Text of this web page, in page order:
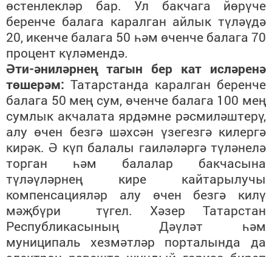
өстенлекләр бар. Ул бакчага йөрүче
беренче балага каралган айлык түләүдә
20, икенче балага 50 һәм өченче балага 70
процент күләмендә.
Әти-әниләрнең тагын бер кат исләренә
төшерәм: Татарстанда каралган беренче
балага 50 мең сум, өченче балага 100 мең
сумлык акчалата ярдәмне рәсмиләштерү,
алу өчен безгә шәхсән үзегезгә килергә
кирәк. Ә күп балалы гаиләләргә түләнелә
торган һәм балалар бакчасына
түләүләрнең кире кайтарылучы
компенсацияләр алу өчен безгә килү
мәҗбүри түгел. Хәзер Татарстан
Республикасының Дәүләт һәм
муниципаль хезмәтләр порталында да